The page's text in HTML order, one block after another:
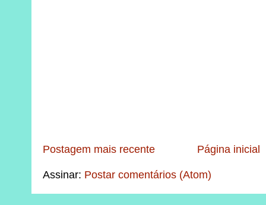
Postagem mais recente Página inicial
Assinar: Postar comentários (Atom)